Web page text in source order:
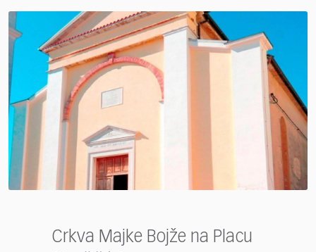
Crkva Majke Bojže na Placu